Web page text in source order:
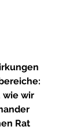
wie wir
Rat